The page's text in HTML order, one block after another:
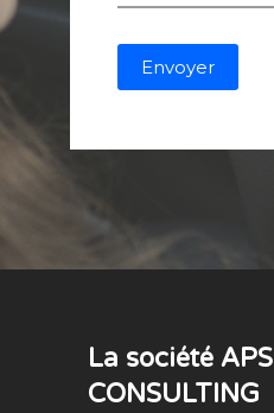
La société APS
CONSULTING